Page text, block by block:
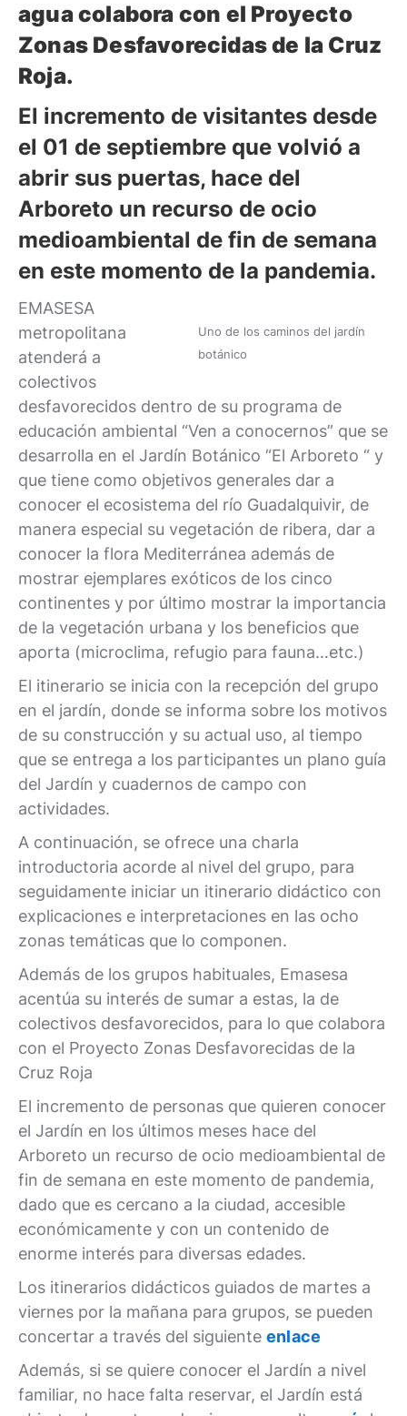
agua colabora con el Proyecto
Zonas Desfavorecidas de la Cruz
Roja.
El incremento de visitantes desde
el 01 de septiembre que volvió a
abrir sus puertas, hace del
Arboreto un recurso de ocio
medioambiental de fin de semana
en este momento de la pandemia.
Uno de los caminos del jardín
botánico
EMASESA
metropolitana
atenderá a
colectivos
desfavorecidos dentro de su programa de
educación ambiental “Ven a conocernos” que se
desarrolla en el Jardín Botánico “El Arboreto “ y
que tiene como objetivos generales dar a
conocer el ecosistema del río Guadalquivir, de
manera especial su vegetación de ribera, dar a
conocer la flora Mediterránea además de
mostrar ejemplares exóticos de los cinco
continentes y por último mostrar la importancia
de la vegetación urbana y los beneficios que
aporta (microclima, refugio para fauna…etc.)
El itinerario se inicia con la recepción del grupo
en el jardín, donde se informa sobre los motivos
de su construcción y su actual uso, al tiempo
que se entrega a los participantes un plano guía
del Jardín y cuadernos de campo con
actividades.
A continuación, se ofrece una charla
introductoria acorde al nivel del grupo, para
seguidamente iniciar un itinerario didáctico con
explicaciones e interpretaciones en las ocho
zonas temáticas que lo componen.
Además de los grupos habituales, Emasesa
acentúa su interés de sumar a estas, la de
colectivos desfavorecidos, para lo que colabora
con el Proyecto Zonas Desfavorecidas de la
Cruz Roja
El incremento de personas que quieren conocer
el Jardín en los últimos meses hace del
Arboreto un recurso de ocio medioambiental de
fin de semana en este momento de pandemia,
dado que es cercano a la ciudad, accesible
económicamente y con un contenido de
enorme interés para diversas edades.
Los itinerarios didácticos guiados de martes a
viernes por la mañana para grupos, se pueden
concertar a través del siguiente enlace
Además, si se quiere conocer el Jardín a nivel
familiar, no hace falta reservar, el Jardín está